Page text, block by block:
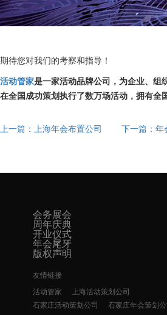
期待您对我们的考察和指导！
活动管家是一家活动品牌公司，为企业、组
在全国成功策划执行了数万场活动，拥有
上一篇：上海年会布置公司 下一篇：年
会务展会
周年庆典
开业仪式
年会尾牙
版权声明
友情链接
活动管家
上海活动策划公司
石家庄活动策划公司
石家庄年会策划公